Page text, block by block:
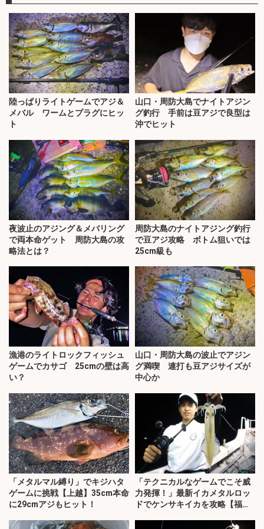
陸っぱりライトゲームでアジ＆
メバル ワームとプラグにヒッ
ト
山口・周防大島でナイトアジン
グ釣行 手前は豆アジで良型は
沖でヒット
夜波止のアジング＆メバリング
で両本命ゲット 周防大島の攻
略法とは？
周防大島のナイトアジング釣行
で豆アジ攻略 ボトム狙いでは
25cm級も
漁港のライトロックフィッシュ
ゲームでカサゴ 25cmの壁は高
い？
山口・周防大島の波止でアジン
グ満喫 連打も豆アジサイズが
中心か
「メタルマル縛り」でキジハタ
ゲームに挑戦【上越】35cm本命
に29cmアジもヒット！
「テクニカルなゲームでこそ威
力発揮！」最新イカメタルロッ
ドでケンサキイカを攻略【福